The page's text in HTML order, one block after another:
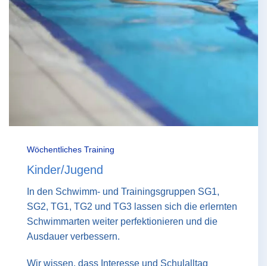
Wöchentliches Training
Kinder/Jugend
In den Schwimm- und Trainingsgruppen SG1,
SG2, TG1, TG2 und TG3 lassen sich die erlernten
Schwimmarten weiter perfektionieren und die
Ausdauer verbessern.
Wir wissen, dass Interesse und Schulalltag